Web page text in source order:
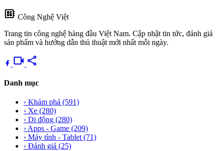
developer_board Công Nghệ Việt
Trang tin công nghệ hàng đầu Việt Nam. Cập nhật tin tức, đánh giá
sản phẩm và hướng dẫn thủ thuật mới nhất mỗi ngày.
videocam share
Danh mục
› Khám phá (591)
› Xe (280)
› Di động (280)
› Apps - Game (209)
› Máy tính - Tablet (71)
› Đánh giá (25)